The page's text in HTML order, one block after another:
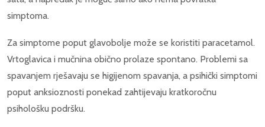
simptoma.
Za simptome poput glavobolje može se koristiti paracetamol.
Vrtoglavica i mučnina obično prolaze spontano. Problemi sa
spavanjem rješavaju se higijenom spavanja, a psihički simptomi
poput anksioznosti ponekad zahtijevaju kratkoročnu
psihološku podršku.